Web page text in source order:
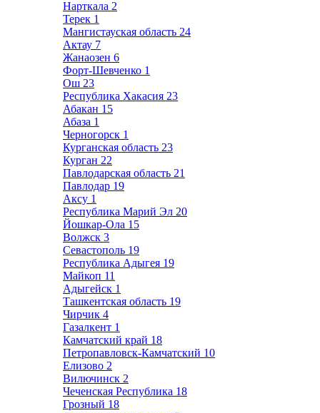
Нарткала 2
Терек 1
Мангистауская область 24
Актау 7
Жанаозен 6
Форт-Шевченко 1
Ош 23
Республика Хакасия 23
Абакан 15
Абаза 1
Черногорск 1
Курганская область 23
Курган 22
Павлодарская область 21
Павлодар 19
Аксу 1
Республика Марий Эл 20
Йошкар-Ола 15
Волжск 3
Севастополь 19
Республика Адыгея 19
Майкоп 11
Адыгейск 1
Ташкентская область 19
Чирчик 4
Газалкент 1
Камчатский край 18
Петропавловск-Камчатский 10
Елизово 2
Вилючинск 2
Чеченская Республика 18
Грозный 18